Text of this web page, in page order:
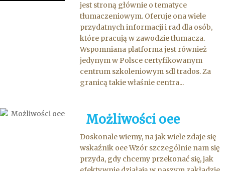
jest stroną głównie o tematyce
tłumaczeniowym. Oferuje ona wiele
przydatnych informacji i rad dla osób,
które pracują w zawodzie tłumacza.
Wspomniana platforma jest również
jedynym w Polsce certyfikowanym
centrum szkoleniowym sdl trados. Za
granicą takie właśnie centra...
Możliwości oee
Doskonale wiemy, na jak wiele zdaje się
wskaźnik oee Wzór szczególnie nam się
przyda, gdy chcemy przekonać się, jak